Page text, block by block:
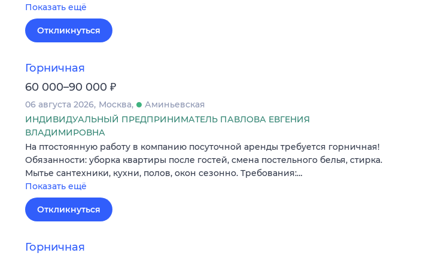
Показать ещё
Откликнуться
Горничная
60 000–90 000 ₽
06 августа 2026 Москва
Аминьевская
ИНДИВИДУАЛЬНЫЙ ПРЕДПРИНИМАТЕЛЬ ПАВЛОВА ЕВГЕНИЯ
ВЛАДИМИРОВНА
На птостоянную работу в компанию посуточной аренды требуется горничная!
Обязанности: уборка квартиры после гостей, смена постельного белья, стирка.
Мытье сантехники, кухни, полов, окон сезонно. Требования:…
Показать ещё
Откликнуться
Горничная